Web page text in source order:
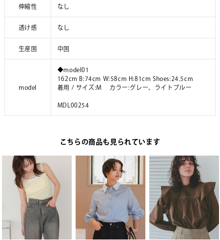
伸縮性 なし
透け感 なし
生産国 中国
model
◆model01
162cm B:74cm W:58cm H:81cm Shoes:24.5cm
着用 / サイズ:M カラー:グレー、ライトブルー
MDL00254
こちらの商品も見られています